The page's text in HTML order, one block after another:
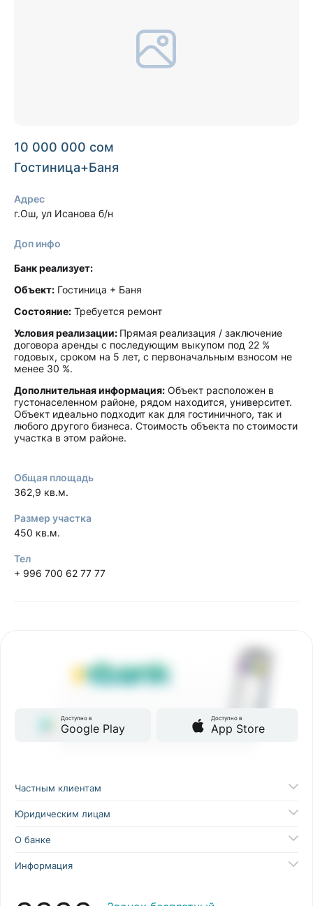
10 000 000 сом
Гостиница+Баня
Адрес
г.Ош, ул Исанова б/н
Доп инфо
Банк реализует:
Объект: Гостиница + Баня
Состояние: Требуется ремонт
Условия реализации: Прямая реализация / заключение
договора аренды с последующим выкупом под 22 %
годовых, сроком на 5 лет, с первоначальным взносом не
менее 30 %.
Дополнительная информация: Объект расположен в
густонаселенном районе, рядом находится, университет.
Объект идеально подходит как для гостиничного, так и
любого другого бизнеса. Стоимость объекта по стоимости
участка в этом районе.
Общая площадь
362,9 кв.м.
Размер участка
450 кв.м.
Тел
+ 996 700 62 77 77
Доступно в
Google Play
Доступно в
App Store
Частным клиентам
Юридическим лицам
О банке
Информация